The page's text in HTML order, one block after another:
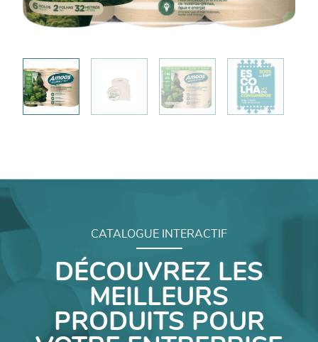
CATALOGUE INTERACTIF
DÉCOUVREZ LES
MEILLEURS
PRODUITS POUR